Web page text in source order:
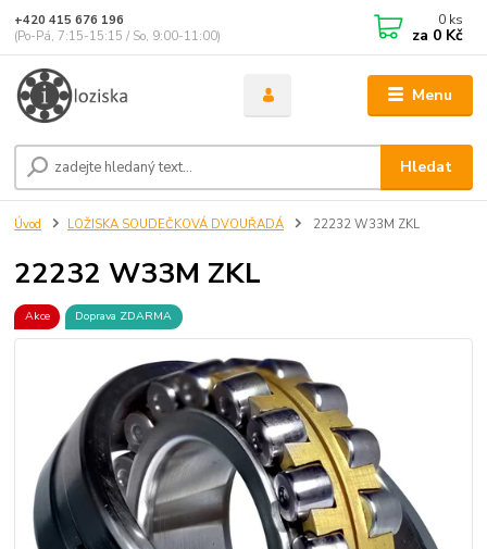
Menu
Hledat
+420 415 676 196
(Po-Pá, 7:15-15:15 / So, 9:00-11:00)
0 ks
za 0 Kč
Úvod LOŽISKA SOUDEČKOVÁ DVOUŘADÁ 22232 W33M ZKL
22232 W33M ZKL
Akce Doprava ZDARMA